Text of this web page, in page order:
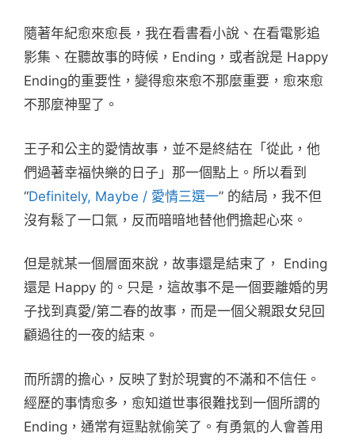
隨著年紀愈來愈長，我在看書看小說、在看電影追
影集、在聽故事的時候，Ending，或者說是 Happy
Ending的重要性，變得愈來愈不那麼重要，愈來愈
不那麼神聖了。
王子和公主的愛情故事，並不是終結在「從此，他
們過著幸福快樂的日子」那一個點上。所以看到
“Definitely, Maybe / 愛情三選一” 的結局，我不但
沒有鬆了一口氣，反而暗暗地替他們擔起心來。
但是就某一個層面來說，故事還是結束了， Ending
還是 Happy 的。只是，這故事不是一個要離婚的男
子找到真愛/第二春的故事，而是一個父親跟女兒回
顧過往的一夜的結束。
而所謂的擔心，反映了對於現實的不滿和不信任。
經歷的事情愈多，愈知道世事很難找到一個所謂的
Ending，通常有逗點就偷笑了。有勇氣的人會善用